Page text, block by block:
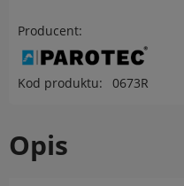
Producent:
Kod produktu: 0673R
Opis